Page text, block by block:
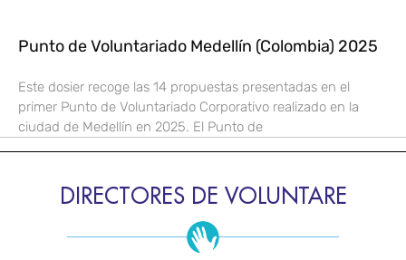
Punto de Voluntariado Medellín (Colombia) 2025
Este dosier recoge las 14 propuestas presentadas en el
primer Punto de Voluntariado Corporativo realizado en la
ciudad de Medellín en 2025. El Punto de
DIRECTORES DE VOLUNTARE